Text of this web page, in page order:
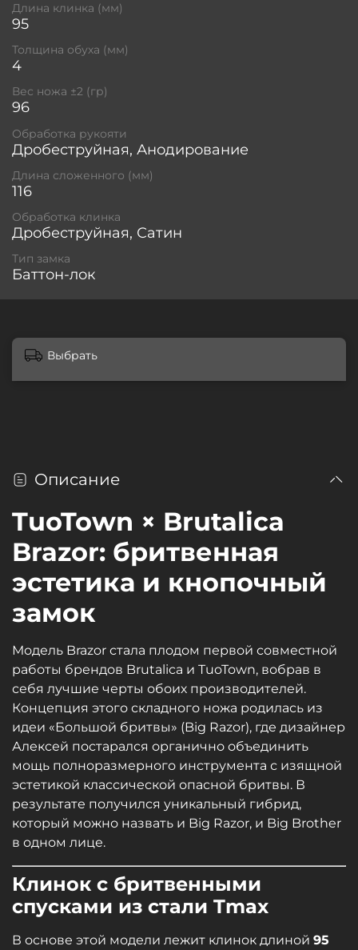
Длина клинка (мм)
95
Толщина обуха (мм)
4
Вес ножа ±2 (гр)
96
Обработка рукояти
Дробеструйная, Анодирование
Длина сложенного (мм)
116
Обработка клинка
Дробеструйная, Сатин
Тип замка
Баттон-лок
Выбрать
Описание
TuoTown × Brutalica
Brazor: бритвенная
эстетика и кнопочный
замок
Модель Brazor стала плодом первой совместной
работы брендов Brutalica и TuoTown, вобрав в
себя лучшие черты обоих производителей.
Концепция этого складного ножа родилась из
идеи «Большой бритвы» (Big Razor), где дизайнер
Алексей постарался органично объединить
мощь полноразмерного инструмента с изящной
эстетикой классической опасной бритвы. В
результате получился уникальный гибрид,
который можно назвать и Big Razor, и Big Brother
в одном лице.
Клинок с бритвенными
спусками из стали Tmax
В основе этой модели лежит клинок длиной 95